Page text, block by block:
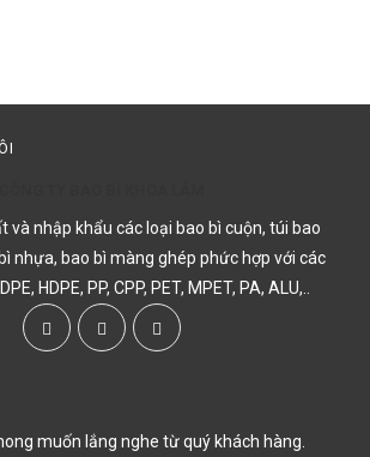
và nhập khẩu các loại bao bì cuộn, túi bao
nhựa, bao bì màng ghép phức hợp với các
HDPE, PP, CPP, PET, MPET, PA, ALU,..
muốn lắng nghe từ quý khách hàng.